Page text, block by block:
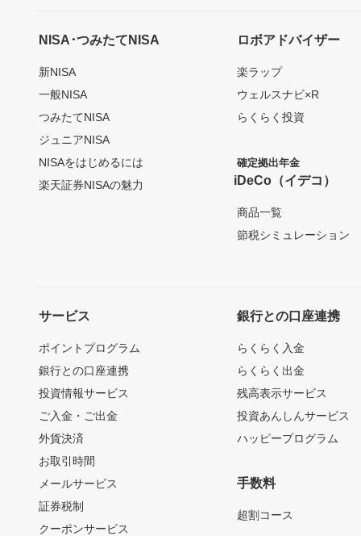
NISA･つみたてNISA
新NISA
一般NISA
つみたてNISA
ジュニアNISA
NISAをはじめるには
楽天証券NISAの魅力
ロボアドバイザー
楽ラップ
ウェルスナビ×R
らくらく投資
確定拠出年金
iDeCo（イデコ）
商品一覧
節税シミュレーション
サービス
ポイントプログラム
銀行との口座連携
投資情報サービス
ご入金・ご出金
外貨決済
お取引時間
メールサービス
証券税制
クーポンサービス
銀行との口座連携
らくらく入金
らくらく出金
残高表示サービス
投資あんしんサービス
ハッピープログラム
手数料
超割コース